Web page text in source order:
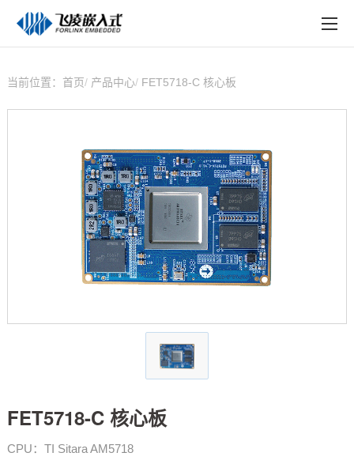
在线购买
当前位置： 首页 产品中心 FET5718-C 核心板
FET5718-C 核心板
CPU：TI Sitara AM5718